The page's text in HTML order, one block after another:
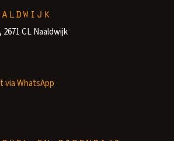
CL Naaldwijk
via WhatsApp